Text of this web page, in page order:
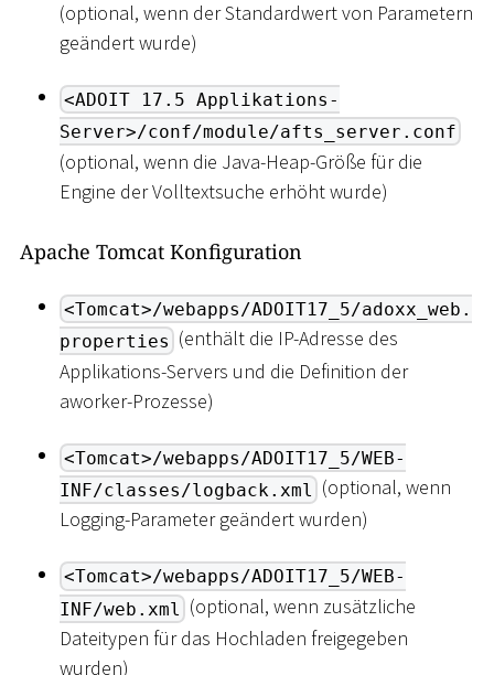
(optional, wenn der Standardwert von Parametern
geändert wurde)
<ADOIT 17.5 Applikations-
Server>/conf/module/afts_server.conf
(optional, wenn die Java-Heap-Größe für die
Engine der Volltextsuche erhöht wurde)
Apache Tomcat Konfiguration
<Tomcat>/webapps/ADOIT17_5/adoxx_web.
properties (enthält die IP-Adresse des
Applikations-Servers und die Definition der
aworker-Prozesse)
<Tomcat>/webapps/ADOIT17_5/WEB-
INF/classes/logback.xml (optional, wenn
Logging-Parameter geändert wurden)
<Tomcat>/webapps/ADOIT17_5/WEB-
INF/web.xml (optional, wenn zusätzliche
Dateitypen für das Hochladen freigegeben
wurden)